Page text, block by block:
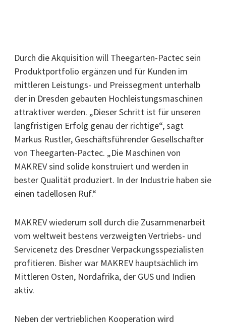
Durch die Akquisition will Theegarten-Pactec sein
Produktportfolio ergänzen und für Kunden im
mittleren Leistungs- und Preissegment unterhalb
der in Dresden gebauten Hochleistungsmaschinen
attraktiver werden. „Dieser Schritt ist für unseren
langfristigen Erfolg genau der richtige“, sagt
Markus Rustler, Geschäftsführender Gesellschafter
von Theegarten-Pactec. „Die Maschinen von
MAKREV sind solide konstruiert und werden in
bester Qualität produziert. In der Industrie haben sie
einen tadellosen Ruf.“
MAKREV wiederum soll durch die Zusammenarbeit
vom weltweit bestens verzweigten Vertriebs- und
Servicenetz des Dresdner Verpackungsspezialisten
profitieren. Bisher war MAKREV hauptsächlich im
Mittleren Osten, Nordafrika, der GUS und Indien
aktiv.
Neben der vertrieblichen Kooperation wird